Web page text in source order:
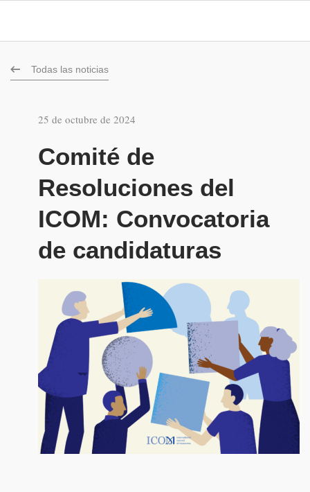
Todas las noticias
25 de octubre de 2024
Comité de
Resoluciones del
ICOM: Convocatoria
de candidaturas